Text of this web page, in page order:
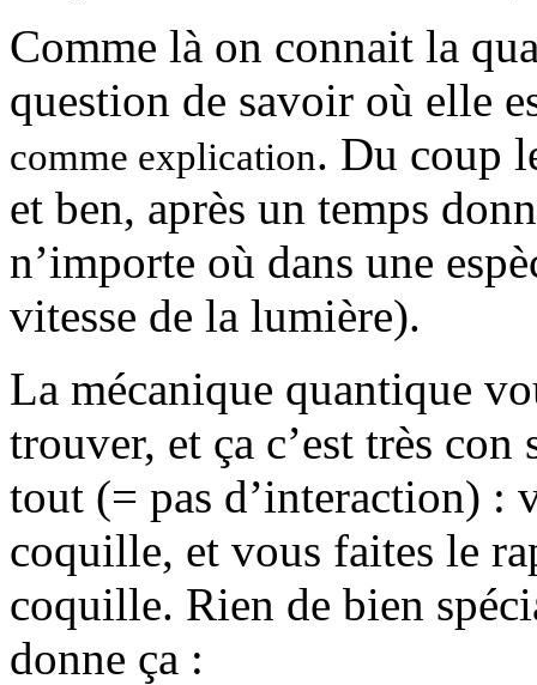
Comme là on connait la
question de savoir où elle
comme explication. Du coup
et ben, après un temps
n’importe où dans une
vitesse de la lumière).
La mécanique quantique
trouver, et ça c’est très
tout (= pas d’interaction) :
coquille, et vous faites le
coquille. Rien de bien
donne ça :